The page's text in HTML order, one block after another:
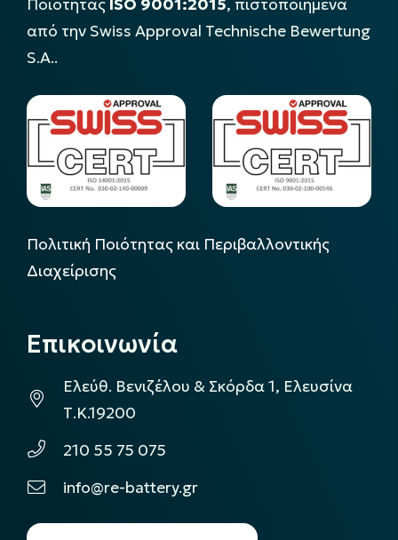
Ποιότητας ISO 9001:2015, πιστοποιημένα
από την Swiss Approval Technische Bewertung
S.A..
Πολιτική Ποιότητας και Περιβαλλοντικής
Διαχείρισης
Επικοινωνία
Ελεύθ. Βενιζέλου & Σκόρδα 1, Ελευσίνα
Τ.Κ.19200
210 55 75 075
info@re-battery.gr